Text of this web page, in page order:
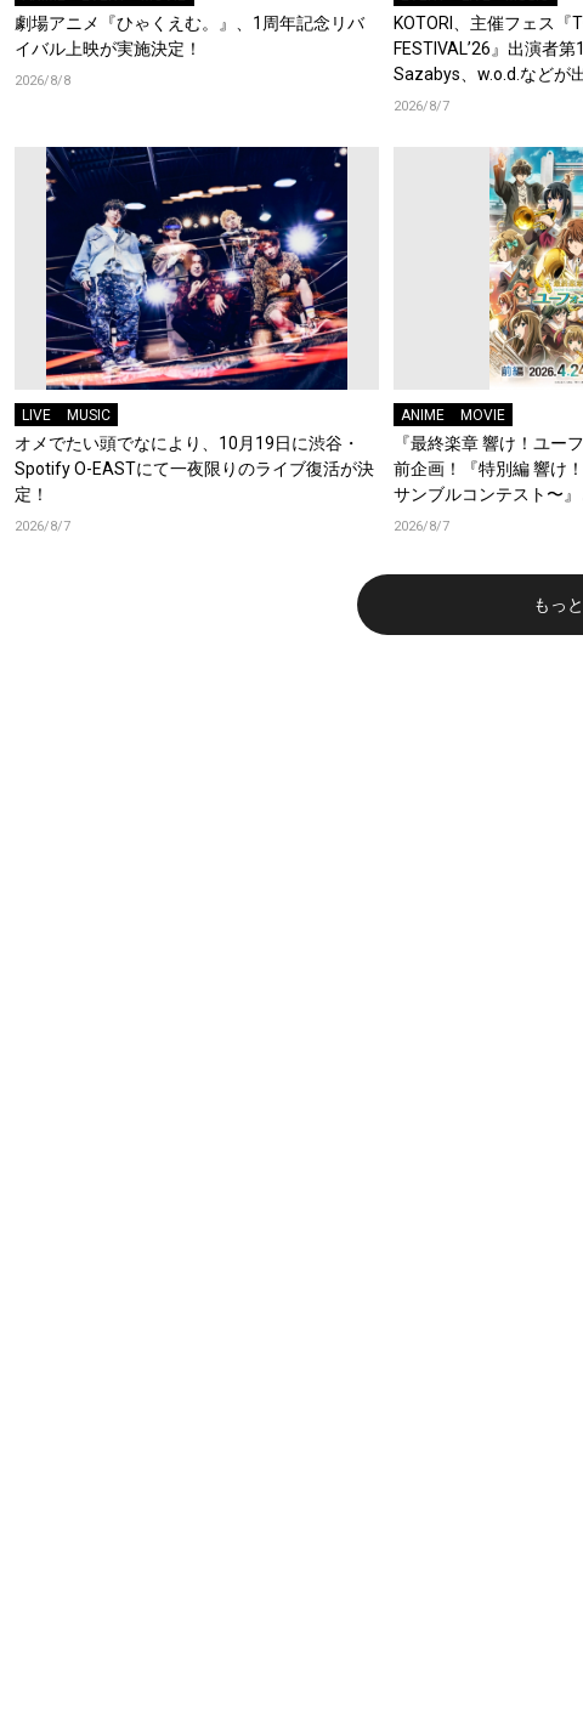
劇場アニメ『ひゃくえむ。』、1周年記念リバ
イバル上映が実施決定！
2026/8/8
KOTORI、主催フェス『
FESTIVAL’26』出演者
Sazabys、w.o.d.などが
2026/8/7
LIVE MUSIC
オメでたい頭でなにより、10月19日に渋谷・
Spotify O-EASTにて一夜限りのライブ復活が決
定！
2026/8/7
ANIME MOVIE
『最終楽章 響け！ユー
前企画！『特別編 響け
サンブルコンテスト〜』
ーフォニアム』前編の一
2026/8/7
もっ